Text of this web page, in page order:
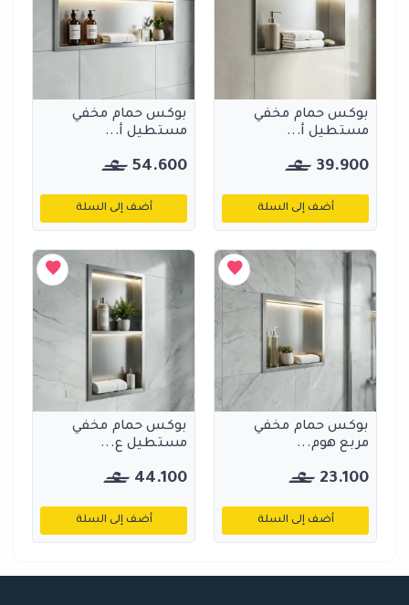
بوكس حمام مخفي
مستطيل أ...
39.900
أضف إلى السلة
بوكس حمام مخفي
مستطيل أ...
54.600
أضف إلى السلة
بوكس حمام مخفي
مربع هوم...
23.100
أضف إلى السلة
بوكس حمام مخفي
مستطيل ع...
44.100
أضف إلى السلة